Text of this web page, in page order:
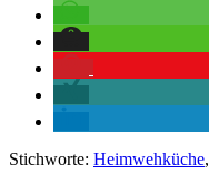
Stichworte: Heimwehküche,